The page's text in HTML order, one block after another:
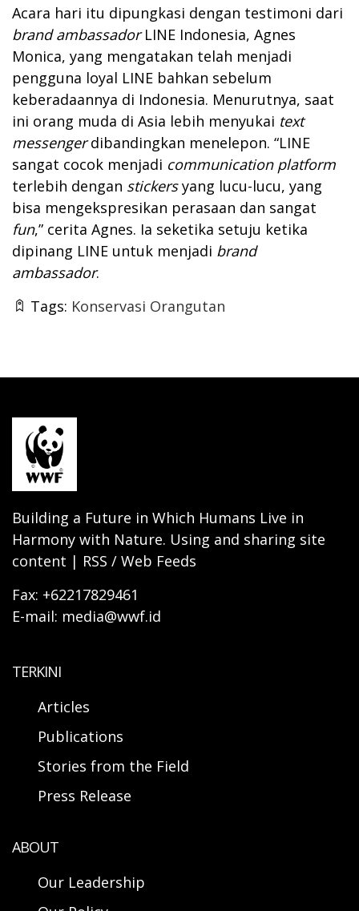
Acara hari itu dipungkasi dengan testimoni dari
brand ambassadorLINE Indonesia, Agnes
Monica, yang mengatakan telah menjadi
pengguna loyal LINE bahkan sebelum
keberadaannya di Indonesia. Menurutnya, saat
ini orang muda di Asia lebih menyukai text
messengerdibandingkan menelepon. “LINE
sangat cocok menjadi communication platform
terlebih dengan stickersyang lucu-lucu, yang
bisa mengekspresikan perasaan dan sangat
fun,” cerita Agnes. Ia seketika setuju ketika
dipinang LINE untuk menjadi brand
ambassador.
Tags: Konservasi Orangutan
Building a Future in Which Humans Live in
Harmony with Nature. Using and sharing site
content | RSS / Web Feeds
Fax: +62217829461
E-mail: media@wwf.id
TERKINI
Articles
Publications
Stories from the Field
Press Release
ABOUT
Our Leadership